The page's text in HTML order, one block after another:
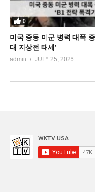
0
미국 중동 미군 병력 대폭
대 지상전 태세’
admin JULY 25, 2026